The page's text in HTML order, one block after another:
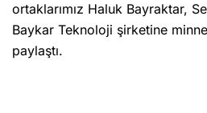
ortaklarımız Haluk Bayraktar,
Baykar Teknoloji şirketine
paylaştı.